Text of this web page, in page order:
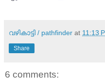
വഴികാട്ടി / pathfinder at 11:13
Share
6 comments: